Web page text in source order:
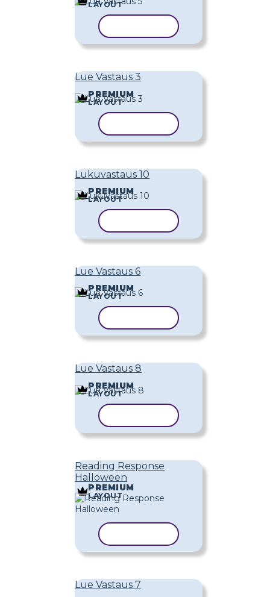
LAYOUT
Lue Vastaus 3
PREMIUM
LAYOUT
Lukuvastaus 10
PREMIUM
LAYOUT
Lue Vastaus 6
PREMIUM
LAYOUT
Lue Vastaus 8
PREMIUM
LAYOUT
Reading Response
Halloween
PREMIUM
LAYOUT
Lue Vastaus 7